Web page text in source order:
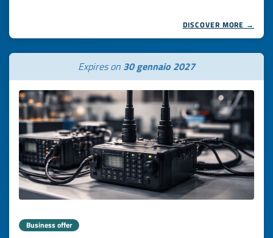
DISCOVER MORE →
Expires on 30 gennaio 2027
Business offer